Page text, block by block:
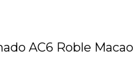
AC6 Roble Macao